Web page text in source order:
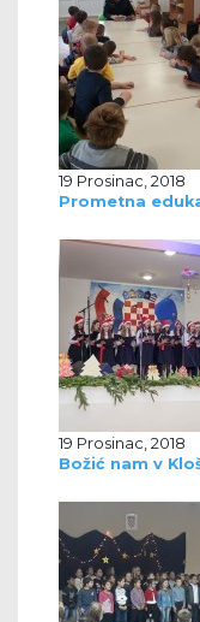
19 Prosinac, 2018
Prometna
19 Prosinac, 2018
Božić nam v